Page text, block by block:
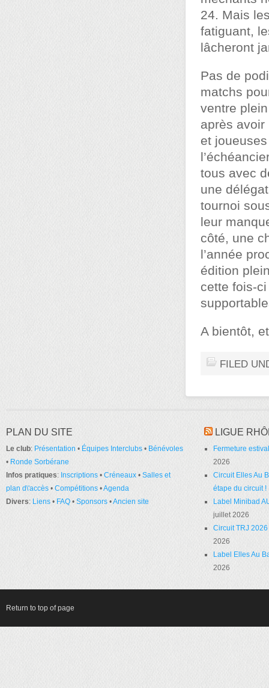
24. Mais
fatiguant,
lâcheront
Pas de
matchs
ventre
après
et
tous avec
une
tournoi
leur
côté, une
l’année
édition
cette fois-
A bientôt,
FILED
PLAN DU SITE
Le club: Présentation • Équipes Interclubs • Bénévoles
• Ronde Sorbérane
Infos pratiques: Inscriptions • Créneaux • Salles et
plan d\'accès • Compétitions •Agenda
Divers: Liens • FAQ • Sponsors •Ancien site
LIGUE
Fermeture
2026
Circuit Elles Au
étape du circuit !
Label Minibad
juillet 2026
Circuit TRJ
2026
Label Elles Au
2026
Return to top of page